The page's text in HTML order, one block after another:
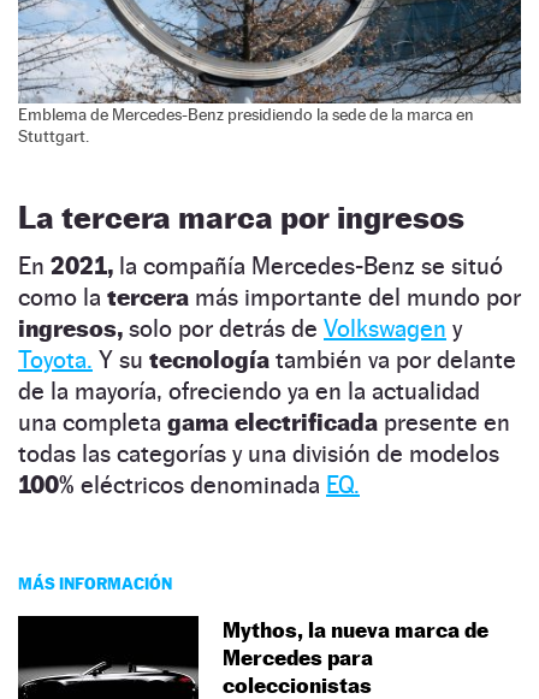
Emblema de Mercedes-Benz presidiendo la sede de la marca en
Stuttgart.
La tercera marca por ingresos
En 2021, la compañía Mercedes-Benz se situó
como la tercera más importante del mundo por
ingresos, solo por detrás de Volkswagen y
Toyota. Y su tecnología también va por delante
de la mayoría, ofreciendo ya en la actualidad
una completa gama electrificada presente en
todas las categorías y una división de modelos
100% eléctricos denominada EQ.
MÁS INFORMACIÓN
Mythos, la nueva marca de
Mercedes para
coleccionistas